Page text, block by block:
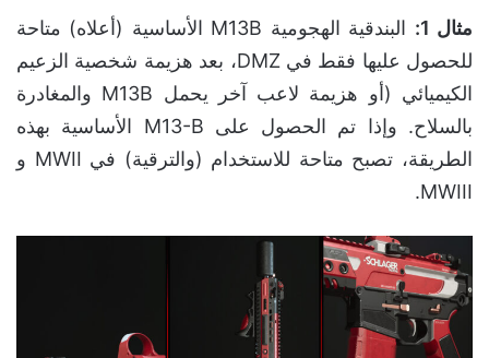
مثال 1 :
البندقية الهجومية M13B الأساسية (أعلاه) متاحة
للحصول عليها فقط في DMZ، بعد هزيمة شخصية الزعيم
الكيميائي (أو هزيمة لاعب آخر يحمل M13B والمغادرة
بالسلاح. وإذا تم الحصول على M13-B الأساسية بهذه
الطريقة، تصبح متاحة للاستخدام (والترقية) في MWII و
MWIII.